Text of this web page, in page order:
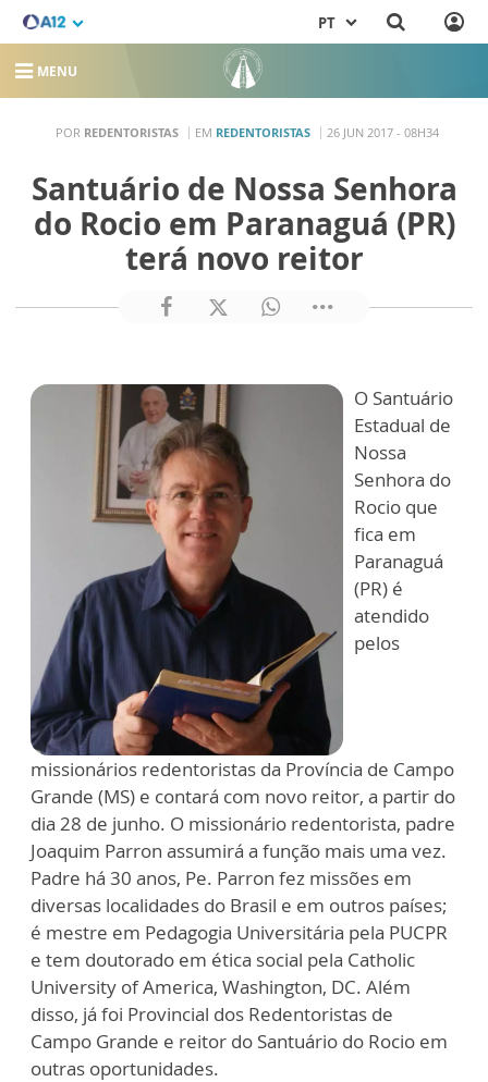
PT
MENU
POR REDENTORISTAS EM REDENTORISTAS 26 JUN 2017 - 08H34
Santuário de Nossa Senhora
do Rocio em Paranaguá (PR)
terá novo reitor
O Santuário
Estadual de
Nossa
Senhora do
Rocio que
fica em
Paranaguá
(PR) é
atendido
pelos
missionários redentoristas da Província de Campo
Grande (MS) e contará com novo reitor, a partir do
dia 28 de junho. O missionário redentorista, padre
Joaquim Parron assumirá a função mais uma vez.
Padre há 30 anos, Pe. Parron fez missões em
diversas localidades do Brasil e em outros países;
é mestre em Pedagogia Universitária pela PUCPR
e tem doutorado em ética social pela Catholic
University of America, Washington, DC. Além
disso, já foi Provincial dos Redentoristas de
Campo Grande e reitor do Santuário do Rocio em
outras oportunidades.